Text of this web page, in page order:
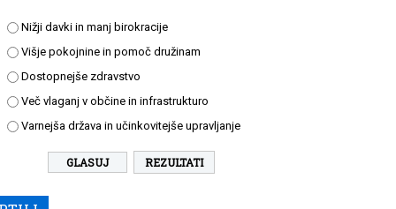
Nižji davki in manj birokracije
Višje pokojnine in pomoč družinam
Dostopnejše zdravstvo
Več vlaganj v občine in infrastrukturo
Varnejša država in učinkovitejše upravljanje
REZULTATI